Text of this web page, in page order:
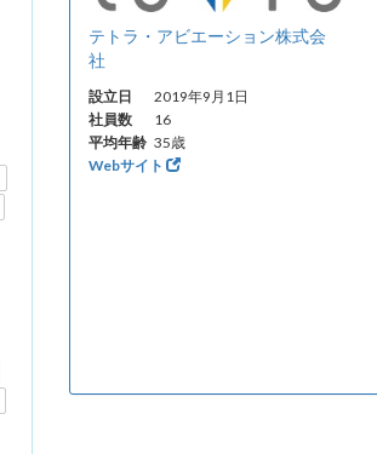
テトラ・アビエーション株式会
社
設立日
2019年9月1日
社員数
16
平均年齢 35歳
Webサイト